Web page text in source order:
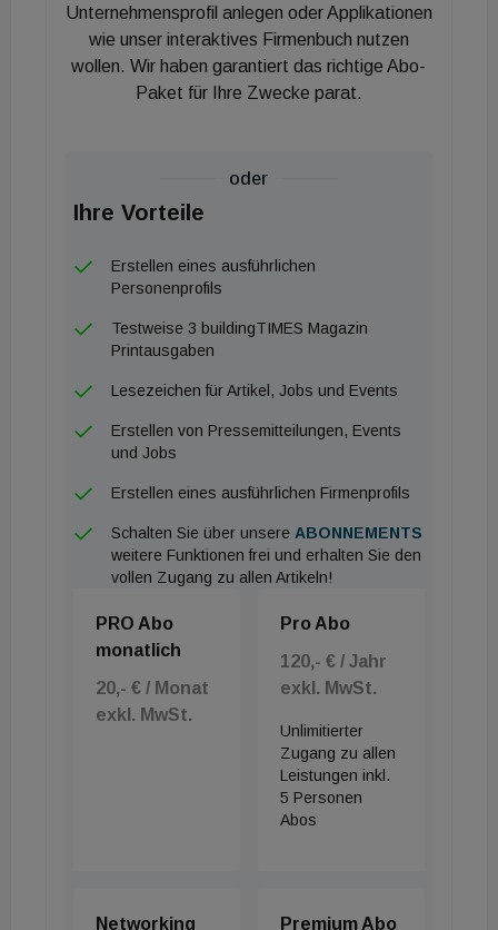
geändertes statisches System führt zu kleineren
Fundamenten und somit der Einsparung von CO2-
intensivem Beton. Auch die Fassade ist als
Schwach- und Schadholz als Basis
»Im Vergleich zur herkömmlichen Massivbau- und
Holzbauweise mit diesem System eine
der Herstellung des Gebäudes circa 50 Prozent
Gegensatz zu anderen Holzbauweisen – die Briqs
beispielsweise aus Schwach- und Schadholz von
Bäumen, die ansonsten oft verbrannt werden.
Natürlich erhält das Objekt auch die für Edeka-
Photovoltaikanlage und ein ausgeklügeltes Konzept
zur Mess-, Steuer- und Regelungstechnik, das alle
Energieverbräuche im Objekt überwacht und
energieeffizient steuert.
Unternehmensprofil anlegen oder Applikationen
wie unser interaktives Firmenbuch nutzen
wollen. Wir haben garantiert das richtige Abo-
Paket für Ihre Zwecke parat.
oder
Ihre Vorteile
Erstellen eines ausführlichen
Personenprofils
Testweise 3 buildingTIMES Magazin
Printausgaben
Lesezeichen für Artikel, Jobs und Events
Erstellen von Pressemitteilungen, Events
und Jobs
Erstellen eines ausführlichen Firmenprofils
Schalten Sie über unsere ABONNEMENTS
weitere Funktionen frei und erhalten Sie den
vollen Zugang zu allen Artikeln!
PRO Abo
monatlich
20,- € / Monat
exkl. MwSt.
Pro Abo
120,- € / Jahr
exkl. MwSt.
Unlimitierter
Zugang zu allen
Leistungen inkl.
5 Personen
Abos
Networking
Premium Abo